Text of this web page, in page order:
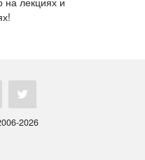
2026